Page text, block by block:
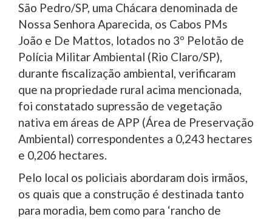
São Pedro/SP, uma Chácara denominada de
Nossa Senhora Aparecida, os Cabos PMs
João e De Mattos, lotados no 3º Pelotão de
Polícia Militar Ambiental (Rio Claro/SP),
durante fiscalização ambiental, verificaram
que na propriedade rural acima mencionada,
foi constatado supressão de vegetação
nativa em áreas de APP (Área de Preservação
Ambiental) correspondentes a 0,243 hectares
e 0,206 hectares.
Pelo local os policiais abordaram dois irmãos,
os quais que a construção é destinada tanto
para moradia, bem como para ‘rancho de